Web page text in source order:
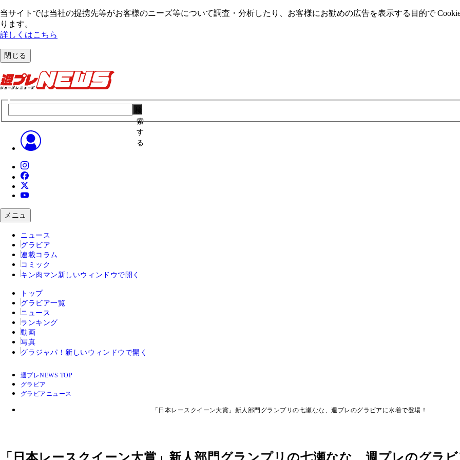
当サイトでは当社の提携先等がお客様のニーズ等について調査・分析したり、お客様にお勧めの広告を表⽰する⽬的で
ります。
詳しくはこちら
閉じる
索
す
る
メニュ
ニュース
グラビア
連載コラム
コミック
キン肉マン 新しいウィンドウで開く
トップ
グラビア一覧
ニュース
ランキング
動画
写真
グラジャパ！ 新しいウィンドウで開く
週プレNEWS TOP
グラビア
グラビアニュース
「日本レースクイーン大賞」新人部門グランプリの七瀬なな、週プレのグラビアに水着で登場！
「日本レースクイーン大賞」新人部門グランプリの七瀬なな、週プレのグラ